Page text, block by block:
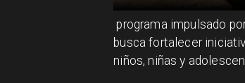
programa impulsado
busca fortalecer
niños, niñas y